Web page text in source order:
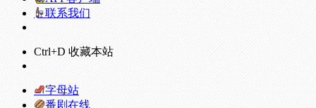
联系我们
Ctrl+D 收藏本站
字母站
番剧在线